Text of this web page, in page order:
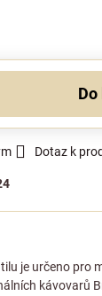
Dotaz k
je určeno pro
kávovarů